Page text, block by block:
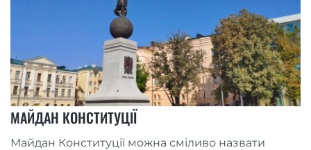
МАЙДАН КОНСТИТУЦІЇ
Майдан Конституції можна сміливо назвати